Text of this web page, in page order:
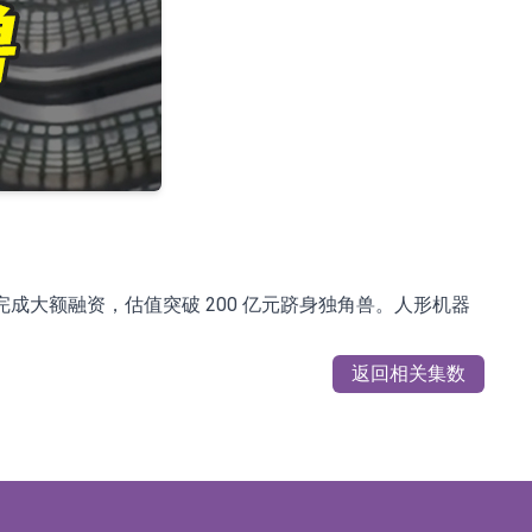
大额融资，估值突破 200 亿元跻身独角兽。人形机器
返回相关集数